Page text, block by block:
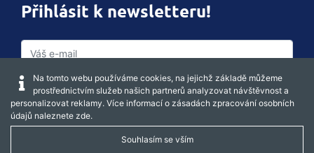
Přihlásit k newsletteru!
Captcha obnovit
Na tomto webu používáme cookies, na jejichž základě můžeme
prostřednictvím služeb našich partnerů analyzovat návštěvnost a
personalizovat reklamy. Více informací o zásadách zpracování osobních
údajů naleznete zde.
Souhlasím se vším